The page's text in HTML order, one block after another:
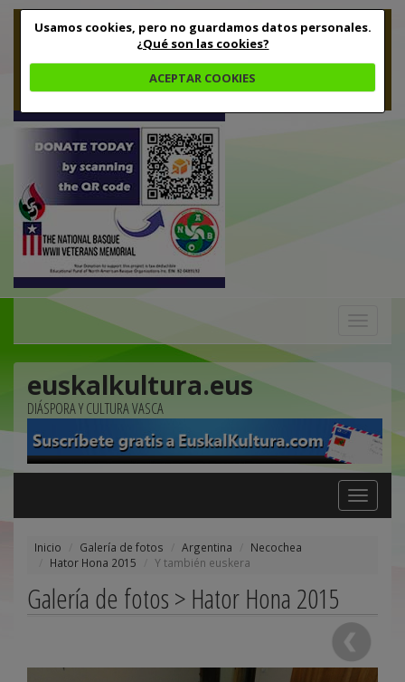
Usamos cookies, pero no guardamos datos personales.
¿Qué son las cookies?
ACEPTAR COOKIES
euskalkultura.eus
DIÁSPORA Y CULTURA VASCA
Toggle
navigation
Inicio Galería de fotos Argentina
Necochea
Hator Hona 2015
Y también euskera
Galería de fotos > Hator Hona 2015